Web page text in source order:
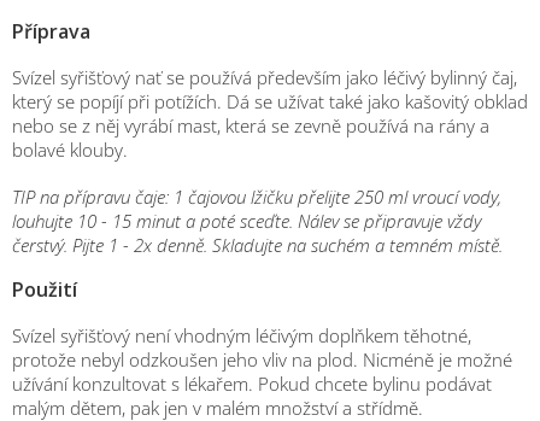
Příprava
Svízel syřišťový nať se používá především jako léčivý bylinný čaj,
který se popíjí při potížích. Dá se užívat také jako kašovitý obklad
nebo se z něj vyrábí mast, která se zevně používá na rány a
bolavé klouby.
TIP na přípravu čaje: 1 čajovou lžičku přelijte 250 ml vroucí vody,
louhujte 10 - 15 minut a poté sceďte. Nálev se připravuje vždy
čerstvý. Pijte 1 - 2x denně. Skladujte na suchém a temném místě.
Použití
Svízel syřišťový není vhodným léčivým doplňkem těhotné,
protože nebyl odzkoušen jeho vliv na plod. Nicméně je možné
užívání konzultovat s lékařem. Pokud chcete bylinu podávat
malým dětem, pak jen v malém množství a střídmě.